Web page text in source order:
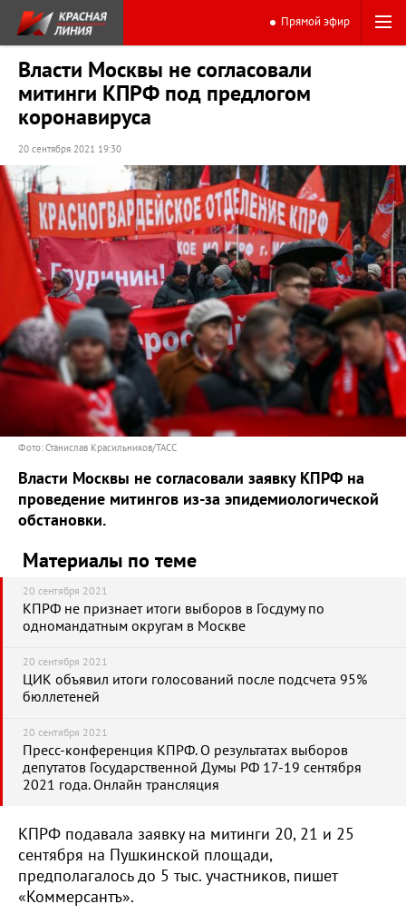
Прямой эфир
Власти Москвы не согласовали
митинги КПРФ под предлогом
коронавируса
20 сентября 2021 19:30
Фото: Станислав Красильников/ТАСС
Власти Москвы не согласовали заявку КПРФ на
проведение митингов из-за эпидемиологической
обстановки.
Материалы по теме
20 сентября 2021
КПРФ не признает итоги выборов в Госдуму по
одномандатным округам в Москве
20 сентября 2021
ЦИК объявил итоги голосований после подсчета 95%
бюллетеней
20 сентября 2021
Пресс-конференция КПРФ. О результатах выборов
депутатов Государственной Думы РФ 17-19 сентября
2021 года. Онлайн трансляция
КПРФ подавала заявку на митинги 20, 21 и 25
сентября на Пушкинской площади,
предполагалось до 5 тыс. участников, пишет
«Коммерсантъ».